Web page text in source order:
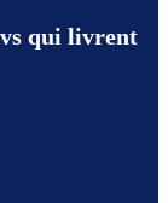
qui livrent